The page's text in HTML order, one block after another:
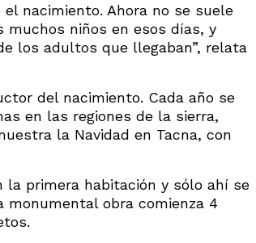
nacimiento. Ahora no se suele
muchos niños en esos días, y
los adultos que llegaban”, relata
del nacimiento. Cada año se
en las regiones de la sierra,
la Navidad en Tacna, con
la primera habitación y sólo ahí se
monumental obra comienza 4